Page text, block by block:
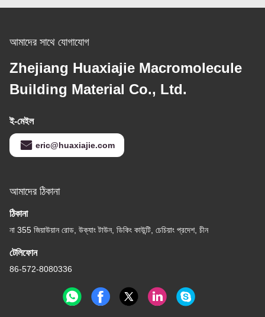
আমাদের সাথে যোগাযোগ
Zhejiang Huaxiajie Macromolecule
Building Material Co., Ltd.
ই-মেইল
eric@huaxiajie.com
আমাদের ঠিকানা
ঠিকানা
না 355 জিয়াউয়ান রোড, উক্যাং টাউন, ডিকিং কাউন্টি, চেচিয়াং প্রদেশ, চীন
টেলিফোন
86-572-8080336